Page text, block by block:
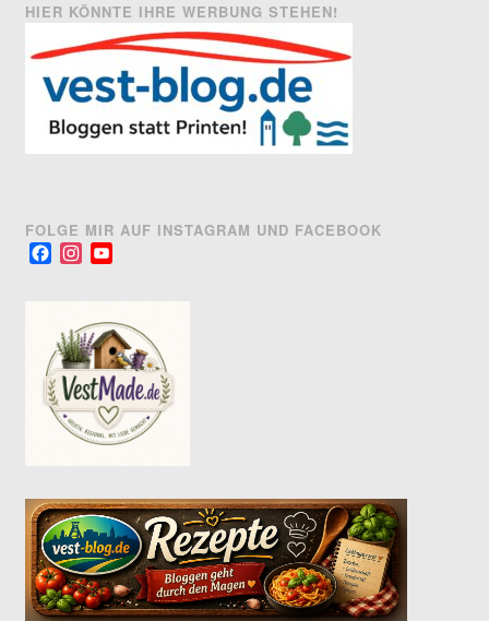
HIER KÖNNTE IHRE WERBUNG STEHEN!
FOLGE MIR AUF INSTAGRAM UND FACEBOOK
FacebookInstagram